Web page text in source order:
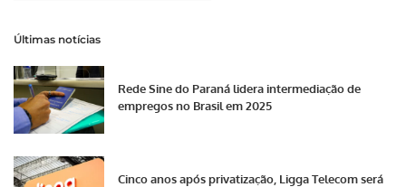
Últimas notícias
Rede Sine do Paraná lidera intermediação de
empregos no Brasil em 2025
Cinco anos após privatização, Ligga Telecom será